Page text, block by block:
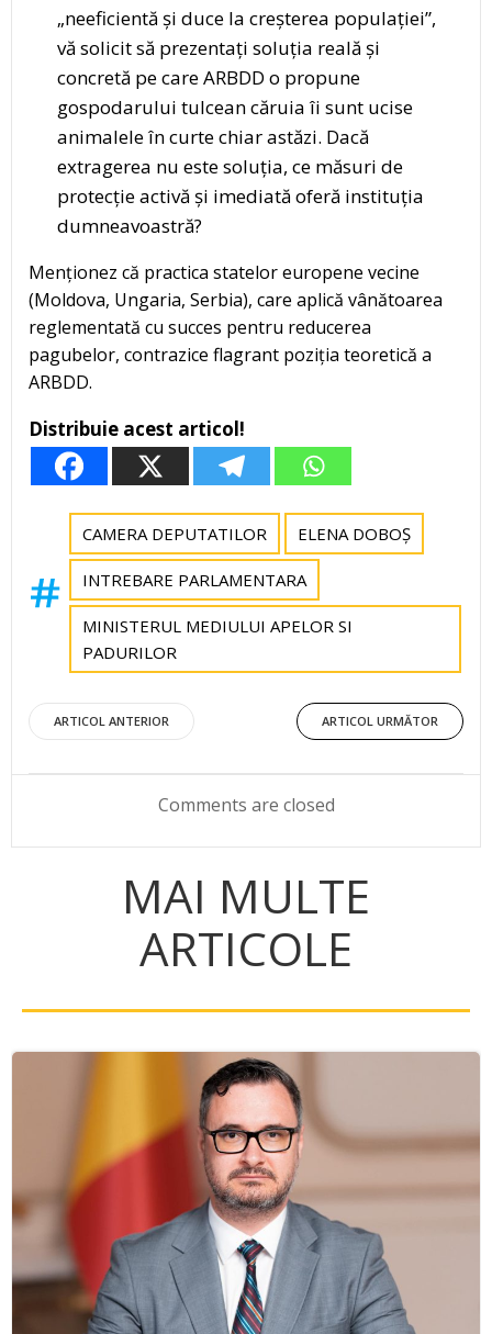
„neeficientă și duce la creșterea populației”,
vă solicit să prezentați soluția reală și
concretă pe care ARBDD o propune
gospodarului tulcean căruia îi sunt ucise
animalele în curte chiar astăzi. Dacă
extragerea nu este soluția, ce măsuri de
protecție activă și imediată oferă instituția
dumneavoastră?
Menționez că practica statelor europene vecine
(Moldova, Ungaria, Serbia), care aplică vânătoarea
reglementată cu succes pentru reducerea
pagubelor, contrazice flagrant poziția teoretică a
ARBDD.
Distribuie acest articol!
CAMERA DEPUTATILOR ELENA DOBOȘ
INTREBARE PARLAMENTARA
MINISTERUL MEDIULUI APELOR SI
PADURILOR
Post
navigation
ARTICOL ANTERIOR
Post
navigation
ARTICOL URMĂTOR
Comments are closed
MAI MULTE
ARTICOLE